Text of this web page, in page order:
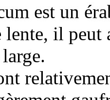
est un
lente, il